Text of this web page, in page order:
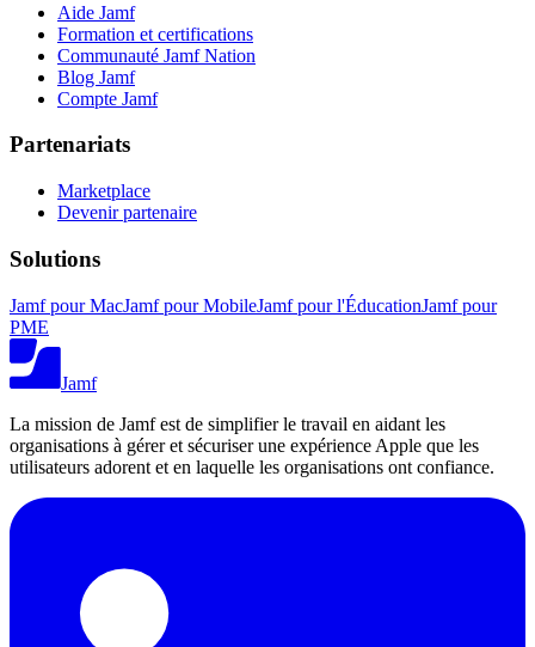
Aide Jamf
Formation et certifications
Communauté Jamf Nation
Blog Jamf
Compte Jamf
Partenariats
Marketplace
Devenir partenaire
Solutions
Jamf pour MacJamf pour MobileJamf pour l'ÉducationJamf pour
PME
Jamf
La mission de Jamf est de simplifier le travail en aidant les
organisations à gérer et sécuriser une expérience Apple que les
utilisateurs adorent et en laquelle les organisations ont confiance.